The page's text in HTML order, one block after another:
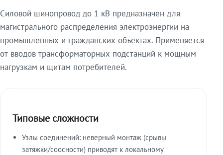
Силовой шинопровод до 1 кВ предназначен для
магистрального распределения электроэнергии на
промышленных и гражданских объектах. Применяется
от вводов трансформаторных подстанций к мощным
нагрузкам и щитам потребителей.
Типовые сложности
Узлы соединений: неверный монтаж (срывы
затяжки/соосности) приводят к локальному